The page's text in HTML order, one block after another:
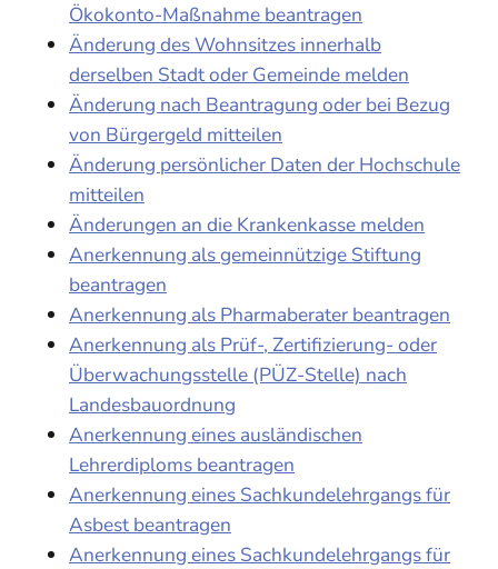
Ökokonto-Maßnahme beantragen
Änderung des Wohnsitzes innerhalb
derselben Stadt oder Gemeinde melden
Änderung nach Beantragung oder bei Bezug
von Bürgergeld mitteilen
Änderung persönlicher Daten der Hochschule
mitteilen
Änderungen an die Krankenkasse melden
Anerkennung als gemeinnützige Stiftung
beantragen
Anerkennung als Pharmaberater beantragen
Anerkennung als Prüf-, Zertifizierung- oder
Überwachungsstelle (PÜZ-Stelle) nach
Landesbauordnung
Anerkennung eines ausländischen
Lehrerdiploms beantragen
Anerkennung eines Sachkundelehrgangs für
Asbest beantragen
Anerkennung eines Sachkundelehrgangs für